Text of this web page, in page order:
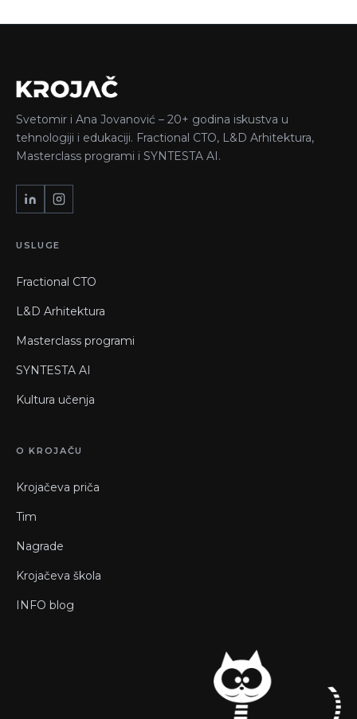
Svetomir i Ana Jovanović – 20+ godina iskustva u
tehnologiji i edukaciji. Fractional CTO, L&D Arhitektura,
Masterclass programi i SYNTESTA AI.
USLUGE
Fractional CTO
L&D Arhitektura
Masterclass programi
SYNTESTA AI
Kultura učenja
O KROJAČU
Krojačeva priča
Tim
Nagrade
Krojačeva škola
INFO blog